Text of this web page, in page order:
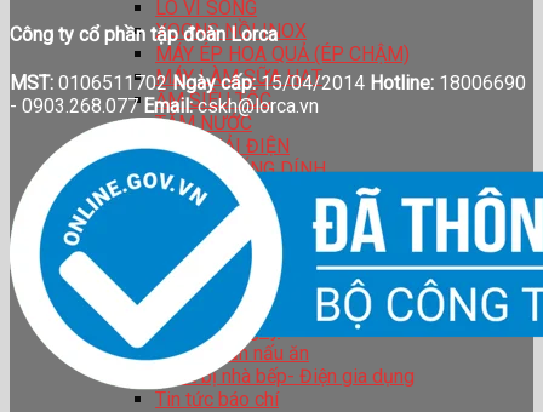
LÒ VI SÓNG
XOONG NỒI INOX
MÁY ÉP HOA QUẢ (ÉP CHẬM)
MÁY LÀM SỮA HẠT
ẤM SIÊU TỐC
TĂM NƯỚC
BÀN CHẢI ĐIỆN
CHẢO CHỐNG DÍNH
BÌNH GIỮ NHIỆT
HỆ THỐNG ĐẠI LÍ
CATALOGUE
BẢO HÀNH
TIN TỨC
LIÊN HỆ
Tin tức công ty
Hướng dẫn nấu ăn
Thiết bị nhà bếp- Điện gia dụng
Tin tức báo chí
Công ty cổ phần tập đoàn Lorca
MST: 0106511702Ngày cấp:15/04/2014 Hotline: 18006690
- 0903.268.077 Email:cskh@lorca.vn